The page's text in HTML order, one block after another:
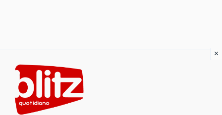
content
×